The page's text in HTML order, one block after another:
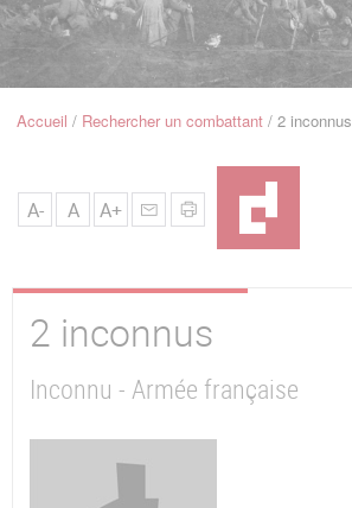
Navigation
FilAccueil Rechercher un combattant 2 inconnus
A- A A+
2 inconnus
Inconnu - Armée française